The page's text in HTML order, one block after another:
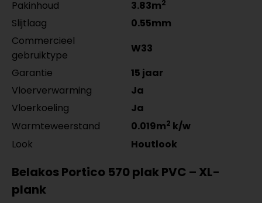
Pakinhoud
3.83m2
Slijtlaag
0.55mm
Commercieel
gebruiktype
W33
Garantie
15 jaar
Vloerverwarming
Ja
Vloerkoeling
Ja
Warmteweerstand
0.019m2 k/w
Look
Houtlook
Belakos Portico 570 plak PVC – XL-
plank